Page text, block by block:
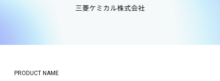
PRODUCT NAME